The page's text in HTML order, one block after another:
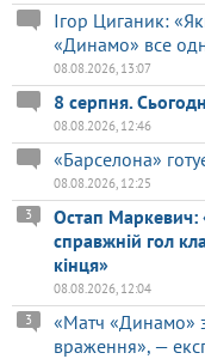
Ігор Циганик:
«Динамо» все
08.08.2026, 13:07
8 серпня.
08.08.2026, 12:46
«Барселона»
08.08.2026, 12:25
Остап Маркевич:
справжній гол
кінця»
3
08.08.2026, 12:04
«Матч «Динамо»
враження», —
3